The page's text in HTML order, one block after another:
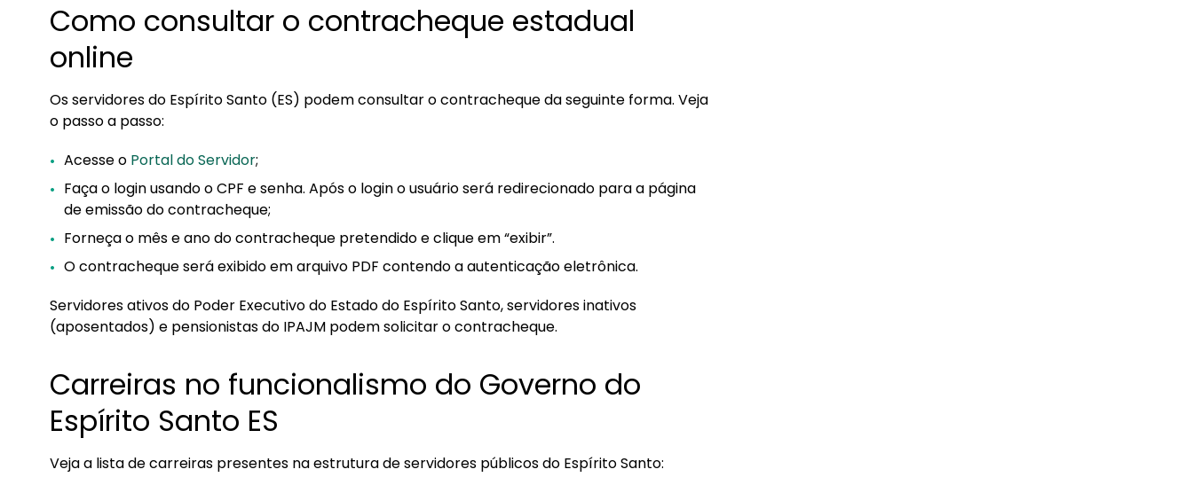
Como consultar o contracheque estadual
online
Os servidores do Espírito Santo (ES) podem consultar o contracheque da seguinte forma. Veja
o passo a passo:
Acesse o Portal do Servidor;
Faça o login usando o CPF e senha. Após o login o usuário será redirecionado para a página
de emissão do contracheque;
Forneça o mês e ano do contracheque pretendido e clique em “exibir”.
O contracheque será exibido em arquivo PDF contendo a autenticação eletrônica.
Servidores ativos do Poder Executivo do Estado do Espírito Santo, servidores inativos
(aposentados) e pensionistas do IPAJM podem solicitar o contracheque.
Carreiras no funcionalismo do Governo do
Espírito Santo ES
Veja a lista de carreiras presentes na estrutura de servidores públicos do Espírito Santo: